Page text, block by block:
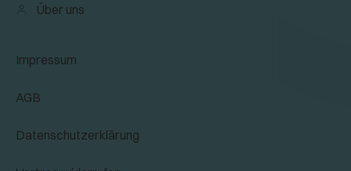
Über uns
Impressum
AGB
Datenschutzerklärung